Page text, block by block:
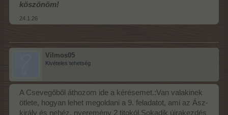
köszönöm!
24.1.26
Vilmos05
Kivételes tehetség
A Csevegőből áthozom ide a kérésemet.:Van valakinek
ötlete, hogyan lehet megoldani a 9. feladatot, ami az Ász-
király és nehéz, nyeremény 2 titokól.Sokadik újrakezdés